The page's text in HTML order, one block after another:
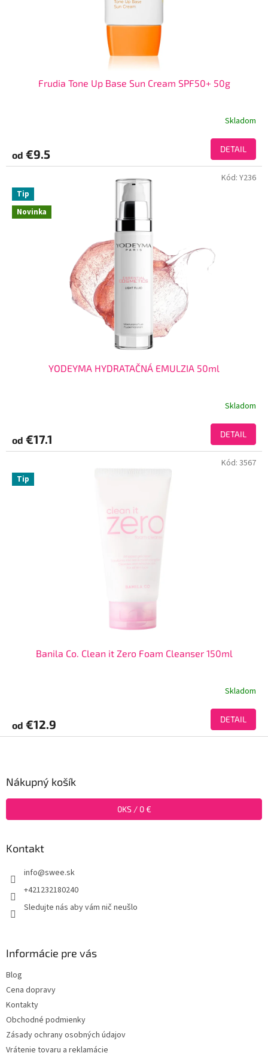
Frudia Tone Up Base Sun Cream SPF50+ 50g
Skladom
od €9.5 DETAIL
Novinka
Tip
YODEYMA HYDRATAČNÁ EMULZIA 50ml
Skladom
od €17.1 DETAIL
Kód: Y236
Tip
Banila Co. Clean it Zero Foam Cleanser 150ml
Skladom
od €12.9 DETAIL
Kód: 3567
Nákupný košík
0KS / 0 €
Kontakt
info@swee.sk
+421232180240
Sledujte nás aby vám nič neušlo
Informácie pre vás
Blog
Cena dopravy
Kontakty
Obchodné podmienky
Zásady ochrany osobných údajov
Vrátenie tovaru a reklamácie